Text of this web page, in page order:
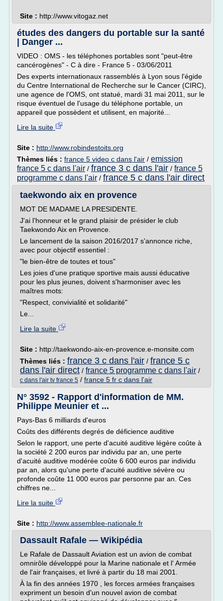
Site : http://www.vitogaz.net
études des dangers du portable sur la santé
| Danger ...
VIDEO : OMS - les téléphones portables sont "peut-être
cancérogènes" - C à dire - France 5 - 03/06/2011
Des experts internationaux rassemblés à Lyon sous l'égide
du Centre International de Recherche sur le Cancer (CIRC),
une agence de l'OMS, ont statué, mardi 31 mai 2011, sur le
risque éventuel de l'usage du téléphone portable, un
appareil que possèdent et utilisent, en majorité...
Lire la suite
Site : http://www.robindestoits.org
Thèmes liés : france 5 video c dans l'air / emission
france 5 c dans l'air / france 3 c dans l'air / france 5
programme c dans l'air / france 5 c dans l'air direct
taekwondo aix en provence
MOT DE MADAME LA PRESIDENTE.
J'ai l'honneur et le grand plaisir de présider le club
Taekwondo Aix en Provence.
Le lancement de la saison 2016/2017 s'annonce riche,
avec pour objectif essentiel :
"le bien-être de toutes et tous"
Les joies d'une pratique sportive mais aussi éducative
pour les plus jeunes, doivent s'harmoniser avec les
maîtres mots:
"Respect, convivialité et solidarité"
Le...
Lire la suite
Site : http://taekwondo-aix-en-provence.e-monsite.com
Thèmes liés : france 3 c dans l'air / france 5 c
dans l'air direct / france 5 programme c dans l'air /
c dans l'air tv france 5 / france 5 fr c dans l'air
N° 3592 - Rapport d'information de MM.
Philippe Meunier et ...
Pays-Bas 6 milliards d'euros
Coûts des différents degrés de déficience auditive
Selon le rapport, une perte d'acuité auditive légère coûte à
la société 2 200 euros par individu par an, une perte
d'acuité auditive modérée coûte 6 600 euros par individu
par an, alors qu'une perte d'acuité auditive sévère ou
profonde coûte 11 000 euros par personne par an. Ces
chiffres ne...
Lire la suite
Site : http://www.assemblee-nationale.fr
Dassault Rafale — Wikipédia
Le Rafale de Dassault Aviation est un avion de combat
omnirôle développé pour la Marine nationale et l' Armée
de l'air françaises, et livré à partir du 18 mai 2001.
À la fin des années 1970 , les forces armées françaises
expriment un besoin d'un nouvel avion de combat